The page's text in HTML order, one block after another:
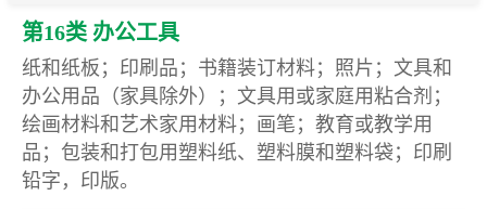
第16类 办公工具
纸和纸板；印刷品；书籍装订材料；照片；文具和
办公用品（家具除外）；文具用或家庭用粘合剂；
绘画材料和艺术家用材料；画笔；教育或教学用
品；包装和打包用塑料纸、塑料膜和塑料袋；印刷
铅字，印版。